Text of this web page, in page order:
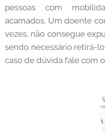
pessoas com
acamados. Um doente
vezes, não consegue
sendo necessário retirá-
caso de dúvida fale com